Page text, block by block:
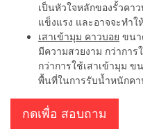
เป็นหัวใจหลักของรั้วคา
แข็งแรง และอาจจะทำใ
เสาเข้ามุม คาวบอย ขนา
มีความสวยงาม กว่ากา
กว่าการใช้เสาเข้ามุม ข
พื้นที่ในการรับน้ำหนักคา
กดเพื่อ สอบถาม